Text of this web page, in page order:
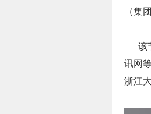
（集
该节
讯网
浙江